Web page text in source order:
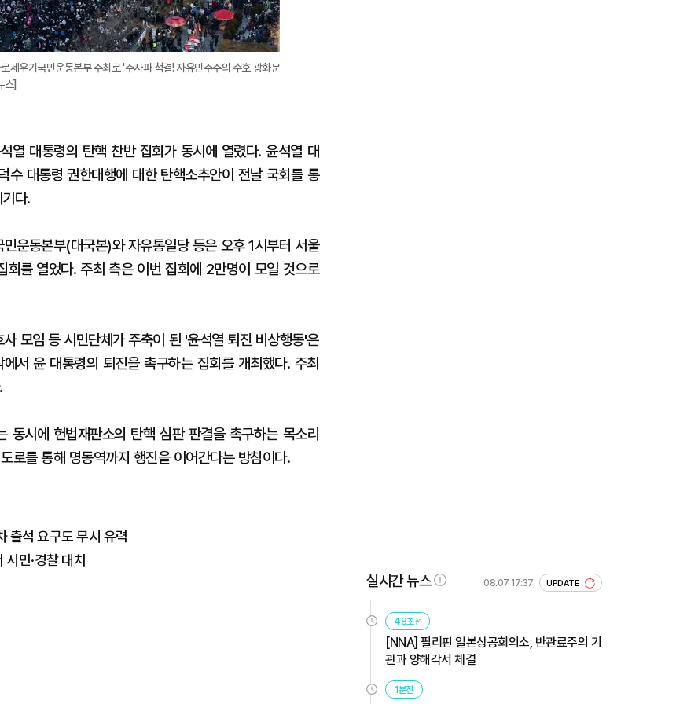
세우기국민운동본부 주최로 '주사파 척결! 자유민주주의 수호 광화문
스]
열 대통령의 탄핵 찬반 집회가 동시에 열렸다. 윤석열 대
수 대통령 권한대행에 대한 탄핵소추안이 전날 국회를 통
다.
운동본부(대국본)와 자유통일당 등은 오후 1시부터 서울
를 열었다. 주최 측은 이번 집회에 2만명이 모일 것으로
모임 등 시민단체가 주축이 된 '윤석열 퇴진 비상행동'은
서 윤 대통령의 퇴진을 촉구하는 집회를 개최했다. 주최
동시에 헌법재판소의 탄핵 심판 판결을 촉구하는 목소리
로를 통해 명동역까지 행진을 이어간다는 방침이다.
출석 요구도 무시 유력
민·경찰 대치
실시간 뉴스 08.07 17:37 UPDATE
48초전
[NNA] 필리핀 일본상공회의소, 반관료주의 기
관과 양해각서 체결
1분전